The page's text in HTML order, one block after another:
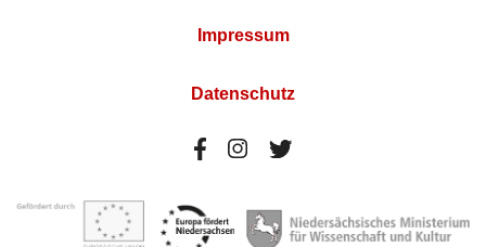
Impressum
Datenschutz